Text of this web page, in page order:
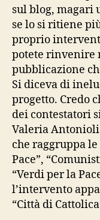
sul blog, magari
se lo si ritiene
proprio
potete rinvenire
pubblicazione
Si diceva di
progetto. Credo
dei contestatori
Valeria
che raggruppa
Pace”,
“Verdi per la
l’intervento
“Città di